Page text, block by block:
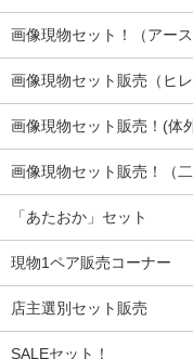
画像現物セット！（アー
画像現物セット販売（ヒレ
画像現物セット販売！(体
画像現物セット販売！（
「あたおか」セット
現物1ペア販売コーナー
店主選別セット販売
SALEセット！